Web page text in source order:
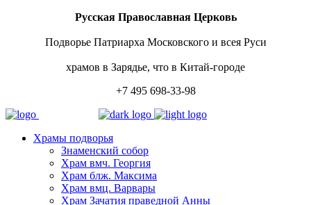
Русская Православная Церковь
Подворье Патриарха Московского и всея Руси
храмов в Зарядье, что в Китай-городе
+7 495 698-33-98
Храмы подворья
Знаменский собор
Храм вмч. Георгия
Храм блж. Максима
Храм вмц. Варвары
Храм Зачатия праведной Анны